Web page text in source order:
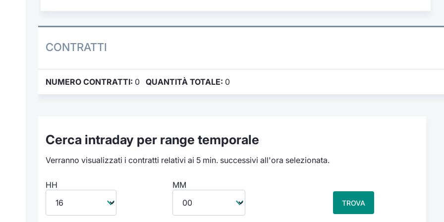
CONTRATTI
NUMERO CONTRATTI: 0 QUANTITÀ TOTALE: 0
Cerca intraday per range temporale
Verranno visualizzati i contratti relativi ai 5 min. successivi all'ora selezionata.
HH MM
TROVA